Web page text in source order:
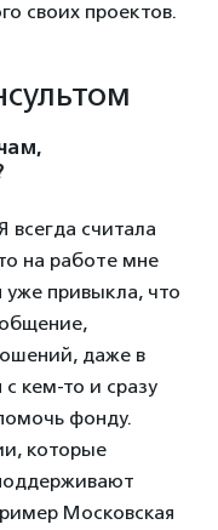
своих проектов.
считала
на работе мне
уже привыкла, что
даже в
кем-то и сразу
фонду.
которые
Московская